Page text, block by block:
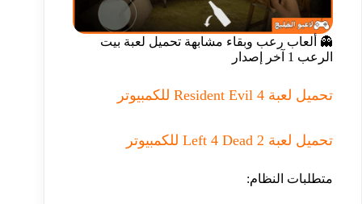
👻 ألعاب رعب وبقاء مشابهة تحميل لعبة بيت
الرعب 1 آخر إصدار
تحميل لعبة Resident Evil 4 للكمبيوتر
تحميل لعبة Left 4 Dead 2 للكمبيوتر
متطلبات النظام: